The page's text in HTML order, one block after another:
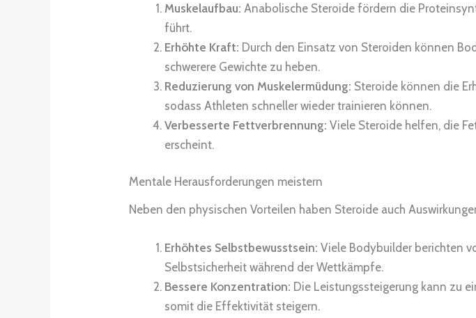
Muskelaufbau: Anabolische Steroide fördern die
führt.
Erhöhte Kraft: Durch den Einsatz von Steroiden können
schwerere Gewichte zu heben.
Reduzierung von Muskelermüdung: Steroide können die
sodass Athleten schneller wieder trainieren können.
Verbesserte Fettverbrennung: Viele Steroide helfen, die
erscheint.
Mentale Herausforderungen meistern
Neben den physischen Vorteilen haben Steroide auch
Erhöhtes Selbstbewusstsein: Viele Bodybuilder berichten
Selbstsicherheit während der Wettkämpfe.
Bessere Konzentration: Die Leistungssteigerung kann zu
somit die Effektivität steigern.